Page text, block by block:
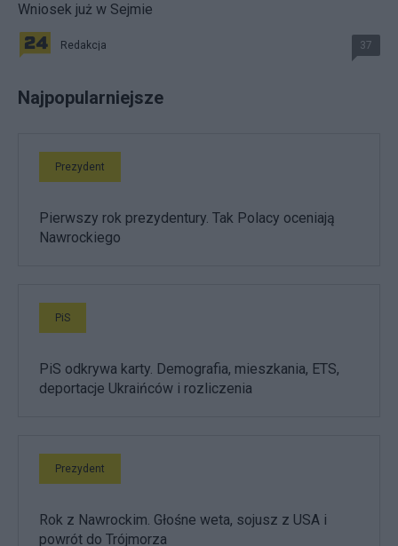
Wniosek już w Sejmie
Redakcja 37
Najpopularniejsze
Prezydent
Pierwszy rok prezydentury. Tak Polacy oceniają
Nawrockiego
PiS
PiS odkrywa karty. Demografia, mieszkania, ETS,
deportacje Ukraińców i rozliczenia
Prezydent
Rok z Nawrockim. Głośne weta, sojusz z USA i
powrót do Trójmorza